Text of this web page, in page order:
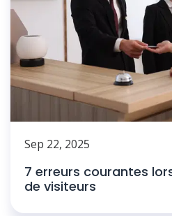
Sep 22, 2025
7 erreurs courantes
de visiteurs